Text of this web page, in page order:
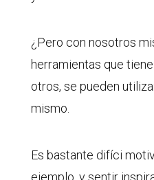
¿Pero con nosotros
herramientas que
otros, se pueden
mismo.
Es bastante difíci
ejemplo, y sentir